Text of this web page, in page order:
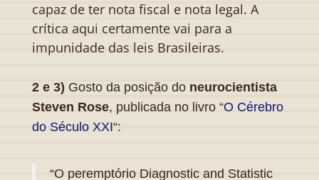
capaz de ter nota fiscal e nota legal. A
crítica aqui certamente vai para a
impunidade das leis Brasileiras.
2 e 3) Gosto da posição do neurocientista
Steven Rose, publicada no livro “O Cérebro
do Século XXI“:
“O peremptório Diagnostic and Statistic